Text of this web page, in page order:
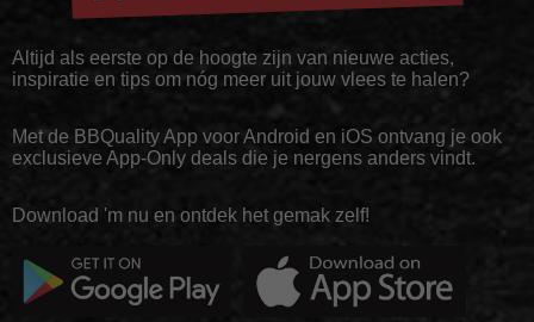
Altijd als eerste op de hoogte zijn van nieuwe acties,
inspiratie en tips om nóg meer uit jouw vlees te halen?
Met de BBQuality App voor Android en iOS ontvang je ook
exclusieve App-Only deals die je nergens anders vindt.
Download 'm nu en ontdek het gemak zelf!